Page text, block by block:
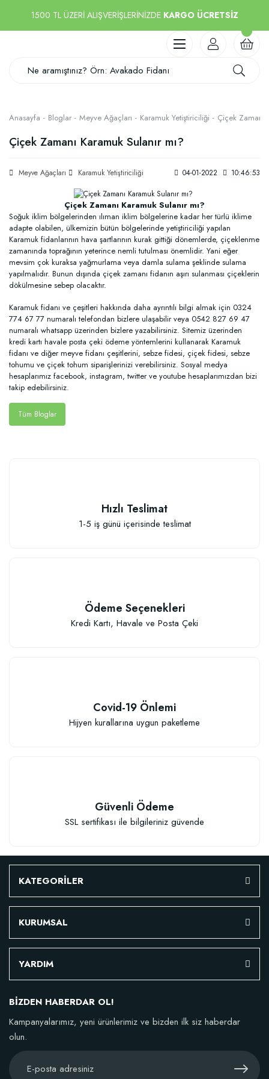
1500 TL ÜZERİ ALIŞVERİŞLERİNİZDE KARGO ÜCRETSİZ
Anasayfa Bloglar Meyve Ağaçları Karamuk Yetiştiriciliği Çiçek Zamanı
Çiçek Zamanı Karamuk Sulanır mı?
Meyve Ağaçları Karamuk Yetiştiriciliği 04-01-2022 10:46:53
Çiçek Zamanı Karamuk Sulanır mı?
Soğuk iklim bölgelerinden ılıman iklim bölgelerine kadar her türlü iklime
adapte olabilen, ülkemizin bütün bölgelerinde yetiştiriciliği yapılan
Karamuk fidanlarının hava şartlarının kurak gittiği dönemlerde, çiçeklenme
zamanında toprağının yeterince nemli tutulması önemlidir. Yani eğer
mevsim çok kuraksa yağmurlama veya damla sulama şeklinde sulama
yapılmalıdır. Bunun dışında çiçek zamanı fidanın aşırı sulanması çiçeklerin
dökülmesine sebep olacaktır.
Karamuk fidanı ve çeşitleri hakkında daha ayrıntılı bilgi almak için 0324
774 67 77 numaralı telefondan bizlere ulaşabilir veya 0542 827 69 47
numaralı whatsapp üzerinden bizlere yazabilirsiniz. Sitemiz üzerinden
kredi kartı havale posta çeki ödeme yöntemlerini kullanarak Karamuk
fidanı ve diğer meyve fidanı çeşitlerini, sebze fidesi, çiçek fidesi, sebze
tohumu ve çiçek tohum siparişlerinizi verebilirsiniz. Sosyal medya
hesaplarımız facebook, instagram, twitter ve youtube hesaplarımızdan bizi
takip edebilirsiniz.
Tüm Bloglar
Hızlı Teslimat
1-5 iş günü içerisinde teslimat
Ödeme Seçenekleri
Kredi Kartı, Havale ve Posta Çeki
Covid-19 Önlemi
Hijyen kurallarına uygun paketleme
Güvenli Ödeme
SSL sertifikası ile bilgileriniz güvende
KATEGORİLER
KURUMSAL
YARDIM
BİZDEN HABERDAR OL!
Kampanyalarımız, yeni ürünlerimiz ve bizden ilk siz haberdar
olun.